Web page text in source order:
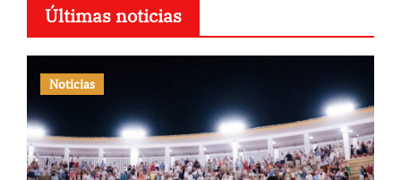
Últimas noticias
Noticias